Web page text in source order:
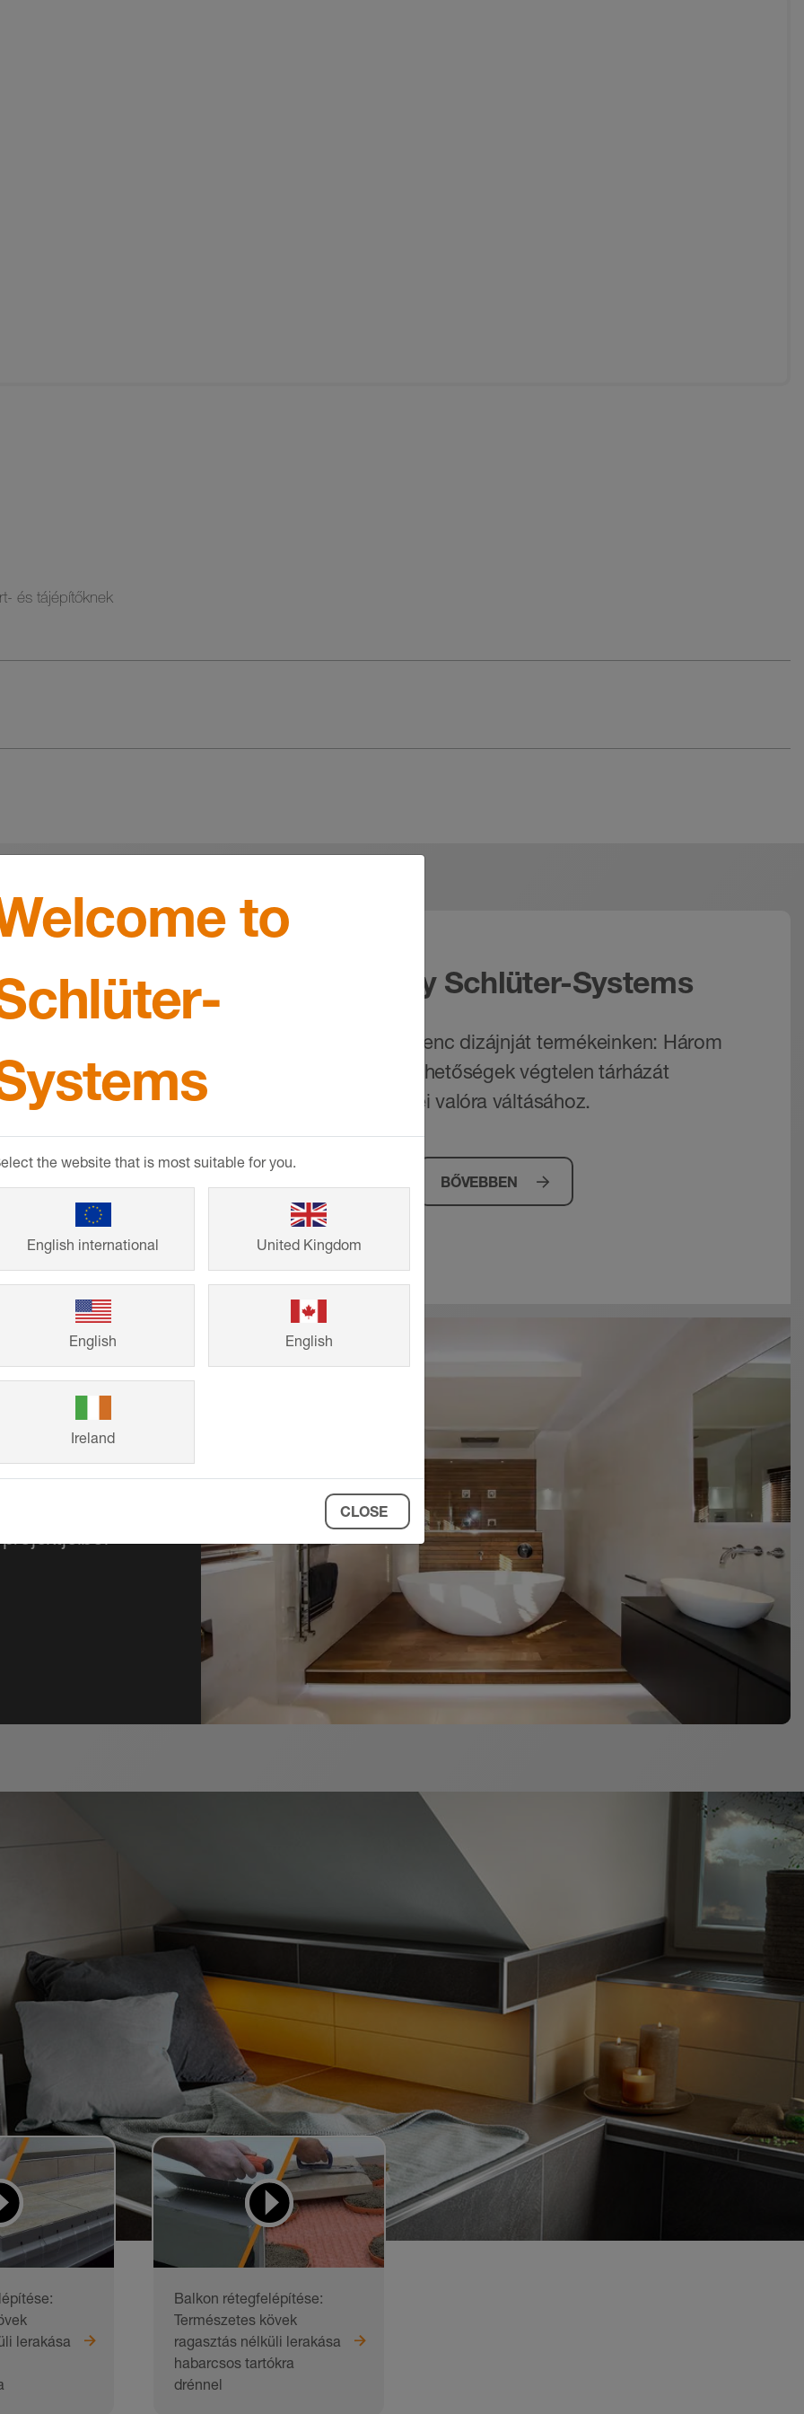
és tájépítőknek
MyDesign by Schlüter-Systems
Valósítsa meg kedvenc dizájnját termékeinken: Három
technológiát és a lehetőségek végtelen tárházát
kínáljuk elképzelései valóra váltásához.
BŐVEBBEN
a Schlüter-
megjelenést
lerakása
Balkon rétegfelépítése:
Természetes kövek
ragasztás nélküli lerakása
habarcsos tartókra
drénnel
to
the website that is most suitable for you.
English international United Kingdom
English English
Ireland
CLOSE